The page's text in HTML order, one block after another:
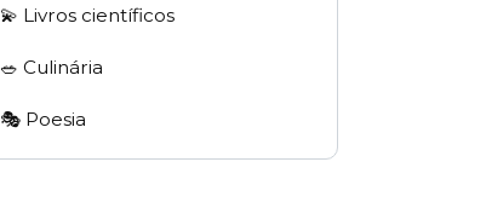
💫 Livros científicos
🥗 Culinária
🎭 Poesia